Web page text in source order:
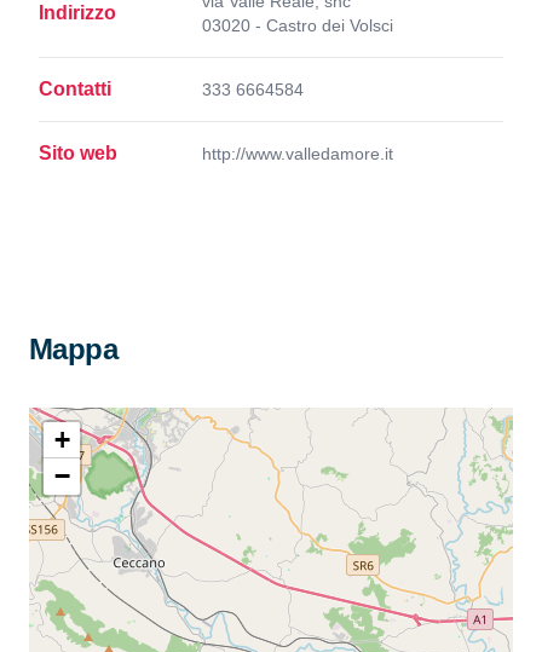
Indirizzo
03020 - Castro dei Volsci
Contatti 333 6664584
Sito web http://www.valledamore.it
Mappa
+
−